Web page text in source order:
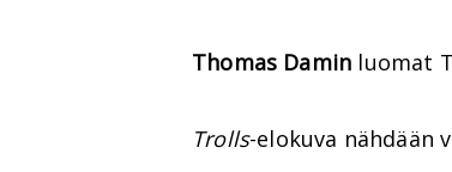
Thomas Damin luomat
Trolls-elokuva nähdään